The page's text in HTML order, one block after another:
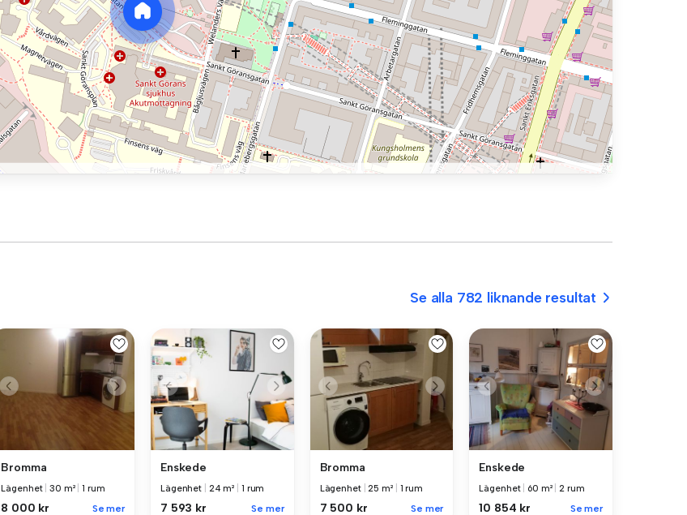
Se alla 782 liknande resultat
Bromma
Lägenhet |30 m² |1 rum
8 000 kr Se mer
Enskede
Lägenhet 24 m² 1 rum
7 593 kr Se mer
Bromma
Lägenhet |25 m² 1 rum
7 500 kr Se mer
Enskede
Lägenhet 60 m² |2 rum
10 854 kr Se mer